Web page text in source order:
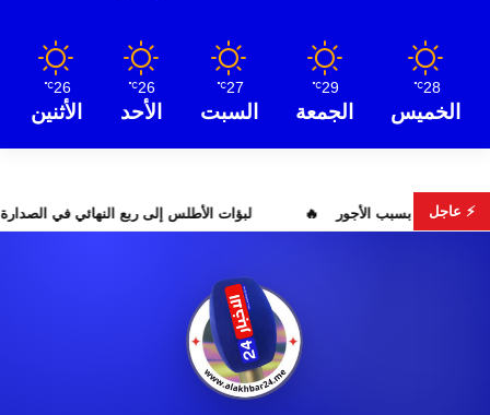
28
℃
الخميس
29
℃
الجمعة
27
℃
السبت
26
℃
الأحد
26
℃
الأثنين
⚡ عاجل
احتقان بمستشفى ابن سينا بسبب الأجور لبؤات الأطلس إلى ربع